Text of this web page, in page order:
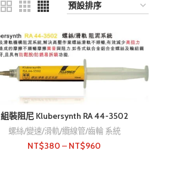
組裝阻尼 Klubersynth RA 44-3502
螺絲/變速/滑軌/纜線管/齒輪 系統
NT$380 – NT$960